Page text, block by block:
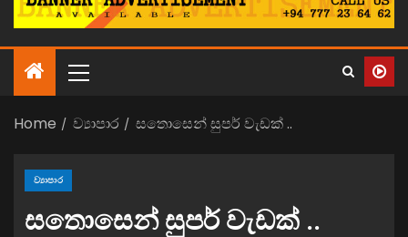
Home ව්‍යාපාර සතොසෙන් සුපර් වැඩක් ..
ව්‍යාපාර
සතොසෙන් සුපර් වැඩක් ..